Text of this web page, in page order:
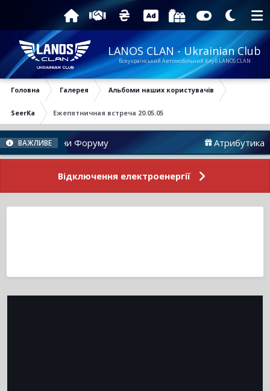
LANOS CLAN - Ukrainian Club
Всеукраїнський Автомобільний Клуб LANOS CLAN
Головна Галерея Альбоми наших користувачів
SeerKa Ежепятничная встреча 20.05.05
ВАЖЛИВЕ
Новини Форуму Атрибутика
Відключення електроенергії